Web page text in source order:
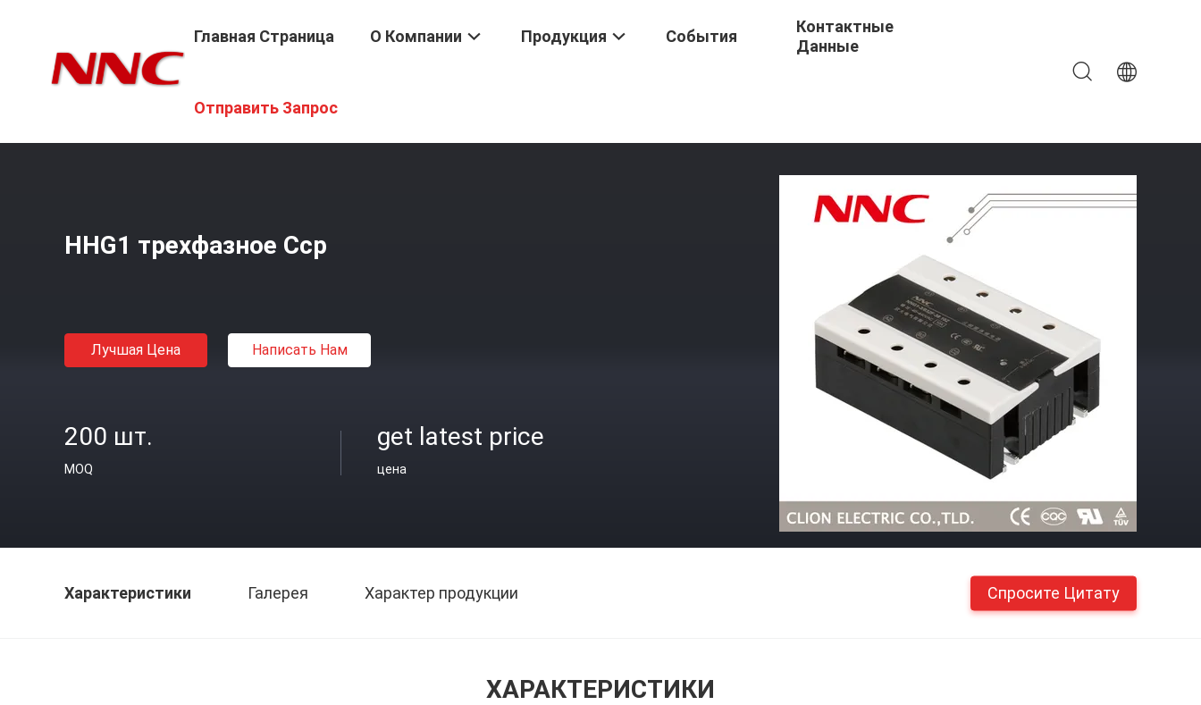
Главная Страница О Компании Продукция События
Контактные
Данные
Отправить Запрос
HHG1 трехфазное Сср
Лучшая Цена Написать Нам
200 шт.
MOQ
get latest price
цена
Характеристики Галерея Характер продукции Спросите Цитату
ХАРАКТЕРИСТИКИ